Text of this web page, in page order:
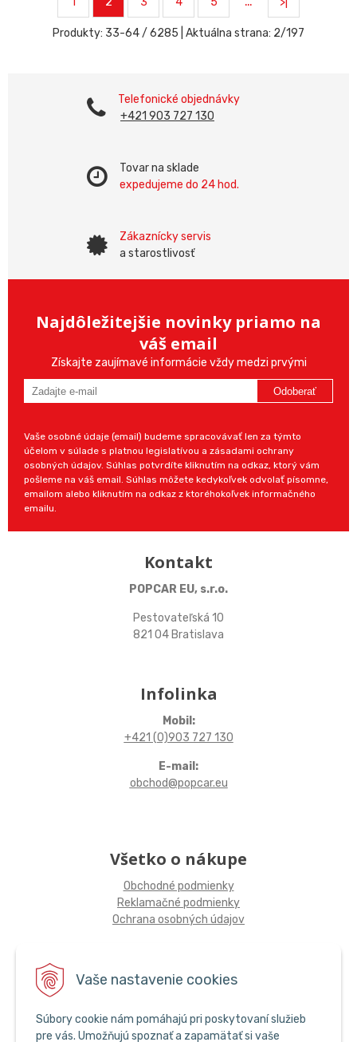
Vaše nastavenie cookies
Súbory cookie nám pomáhajú pri poskytovaní služieb
pre vás. Umožňujú spoznať a zapamätať si vaše
Produkty: 33-64/ 6285 | Aktuálna strana: 2/197
Telefonické objednávky
+421 903 727 130
Tovar na sklade
expedujeme do 24 hod.
Zákaznícky servis
a starostlivosť
Najdôležitejšie novinky priamo na
váš email
Získajte zaujímavé informácie vždy medzi prvými
Odoberať
Vaše osobné údaje (email) budeme spracovávať len za týmto
účelom v súlade s platnou legislatívou a zásadami ochrany
osobných údajov. Súhlas potvrdíte kliknutím na odkaz, ktorý vám
pošleme na váš email. Súhlas môžete kedykoľvek odvolať písomne,
emailom alebo kliknutím na odkaz z ktoréhokoľvek informačného
emailu.
Kontakt
POPCAR EU, s.r.o.
Pestovateľská 10
821 04 Bratislava
Infolinka
Mobil:
+421 (0)903 727 130
E-mail:
obchod@popcar.eu
Všetko o nákupe
Obchodné podmienky
Reklamačné podmienky
Ochrana osobných údajov